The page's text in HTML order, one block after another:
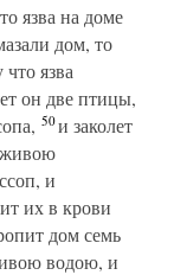
язва на доме
дом, то
язва
он две птицы,
50и заколет
живою
и
их в крови
дом семь
водою, и